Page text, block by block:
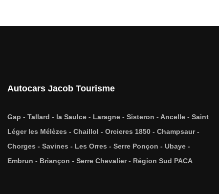
Autocars Jacob Tourisme
Gap - Tallard - la Saulce - Laragne - Sisteron - Ancelle - Saint
Léger les Mélèzes - Chaillol - Orcieres 1850 - Champsaur -
Chorges - Savines - Les Orres - Serre Ponçon - Ubaye -
Embrun - Briançon - Serre Chevalier - Région Sud PACA